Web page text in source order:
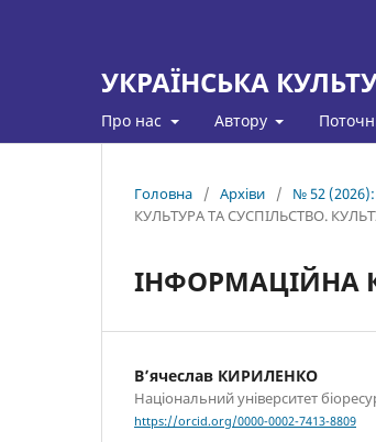
УКРАЇНСЬКА
Про нас Автору
Головна / Архіви / № 52
КУЛЬТУРА ТА СУСПІЛЬСТВО.
ІНФОРМАЦІЙНА
В’ячеслав КИРИЛЕНКО
Національний університет
https://orcid.org/0000-0002-7413-8809